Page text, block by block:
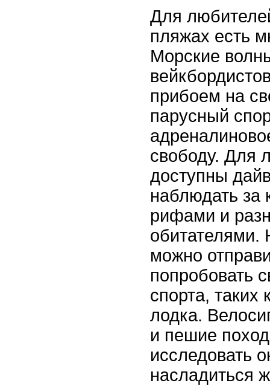
Для
пляжах есть
Морские
прибоем на
парусный
свободу. Для
доступны
наблюдать за
рифами и
обитателями.
можно
попробовать
спорта,
лодка.
и пешие
исследовать
насладиться